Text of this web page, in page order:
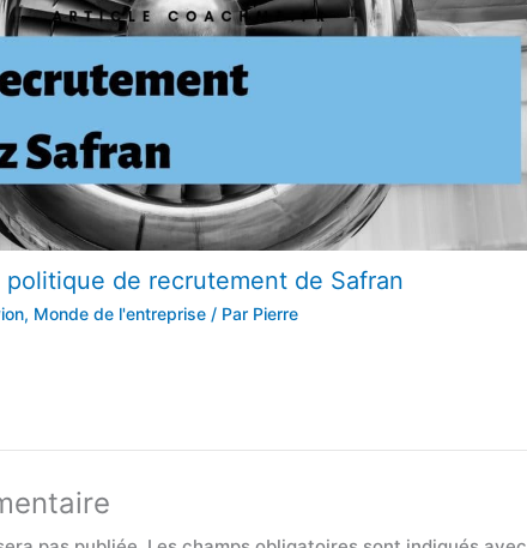
politique de recrutement de Safran
, Monde de l'entreprise/ Par Pierre